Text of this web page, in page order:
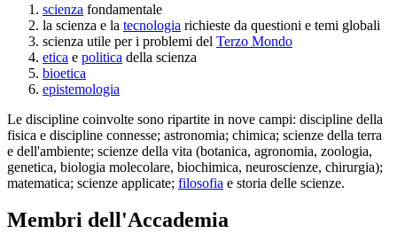
scienza fondamentale
la scienza e la tecnologia richieste da questioni e temi globali
scienza utile per i problemi del Terzo Mondo
etica e politica della scienza
bioetica
epistemologia
Le discipline coinvolte sono ripartite in nove campi: discipline della
fisica e discipline connesse; astronomia; chimica; scienze della terra
e dell'ambiente; scienze della vita (botanica, agronomia, zoologia,
genetica, biologia molecolare, biochimica, neuroscienze, chirurgia);
matematica; scienze applicate; filosofia e storia delle scienze.
Membri dell'Accademia